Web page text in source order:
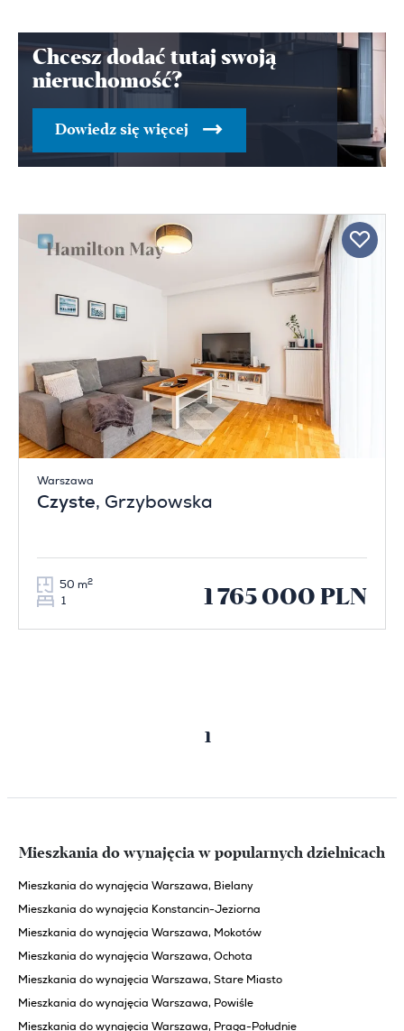
Chcesz dodać tutaj swoją
nieruchomość?
Dowiedz się więcej
Warszawa
Czyste, Grzybowska
50 m2
1 1 765 000 PLN
1
Mieszkania do wynajęcia w popularnych dzielnicach
Mieszkania do wynajęcia Warszawa, Bielany
Mieszkania do wynajęcia Konstancin-Jeziorna
Mieszkania do wynajęcia Warszawa, Mokotów
Mieszkania do wynajęcia Warszawa, Ochota
Mieszkania do wynajęcia Warszawa, Stare Miasto
Mieszkania do wynajęcia Warszawa, Powiśle
Mieszkania do wynajęcia Warszawa, Praga-Południe